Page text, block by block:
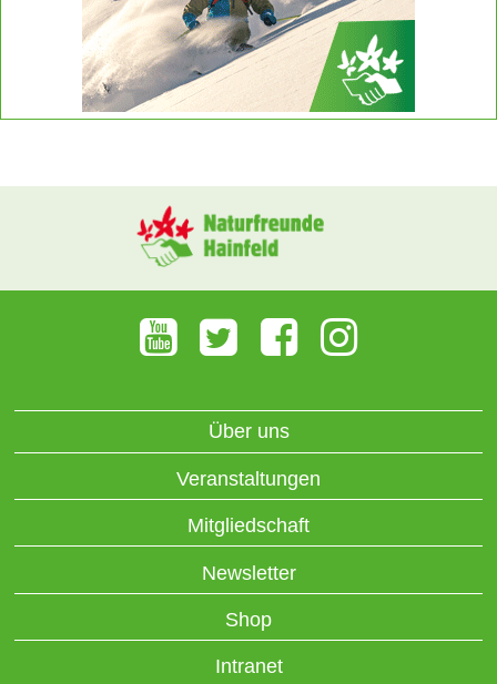
Über uns
Veranstaltungen
Mitgliedschaft
Newsletter
Shop
Intranet